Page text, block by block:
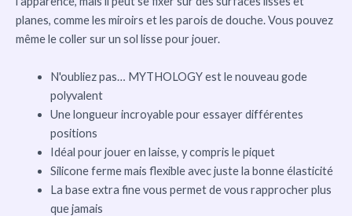
planes, comme les miroirs et les parois de douche. Vous pouvez
même le coller sur un sol lisse pour jouer.
N'oubliez pas… MYTHOLOGY est le nouveau gode
polyvalent
Une longueur incroyable pour essayer différentes
positions
Idéal pour jouer en laisse, y compris le piquet
Silicone ferme mais flexible avec juste la bonne élasticité
La base extra fine vous permet de vous rapprocher plus
que jamais